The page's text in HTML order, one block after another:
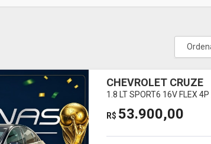
CHEVROLET CRUZE
1.8 LT SPORT6 16V FLEX
R$ 53.900,00